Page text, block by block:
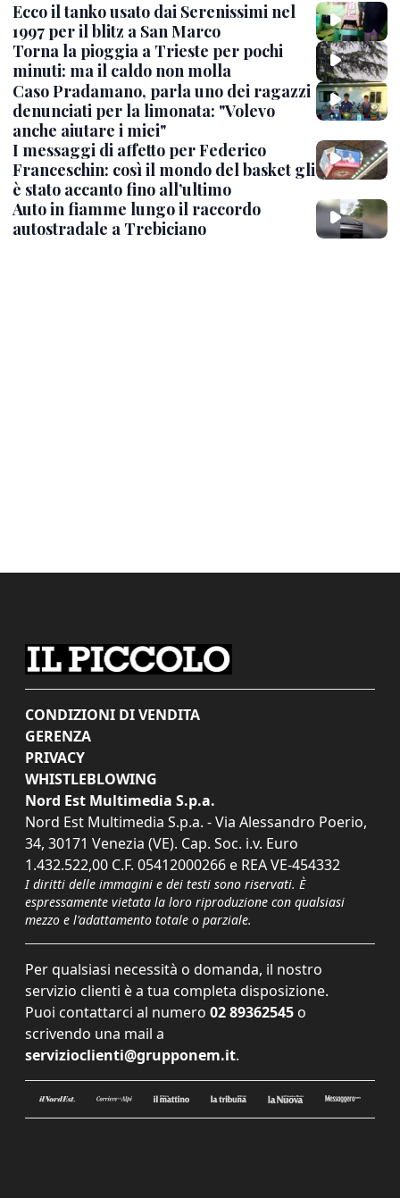
Ecco il tanko usato dai Serenissimi nel
1997 per il blitz a San Marco
Torna la pioggia a Trieste per pochi
minuti: ma il caldo non molla
Caso Pradamano, parla uno dei ragazzi
denunciati per la limonata: "Volevo
anche aiutare i miei"
I messaggi di affetto per Federico
Franceschin: così il mondo del basket gli
è stato accanto fino all’ultimo
Auto in fiamme lungo il raccordo
autostradale a Trebiciano
CONDIZIONI DI VENDITA
GERENZA
PRIVACY
WHISTLEBLOWING
Nord Est Multimedia S.p.a.
Nord Est Multimedia S.p.a. - Via Alessandro Poerio,
34, 30171 Venezia (VE). Cap. Soc. i.v. Euro
1.432.522,00 C.F. 05412000266 e REA VE-454332
I diritti delle immagini e dei testi sono riservati. È
espressamente vietata la loro riproduzione con qualsiasi
mezzo e l'adattamento totale o parziale.
Per qualsiasi necessità o domanda, il nostro
servizio clienti è a tua completa disposizione.
Puoi contattarci al numero 02 89362545 o
scrivendo una mail a
servizioclienti@grupponem.it.